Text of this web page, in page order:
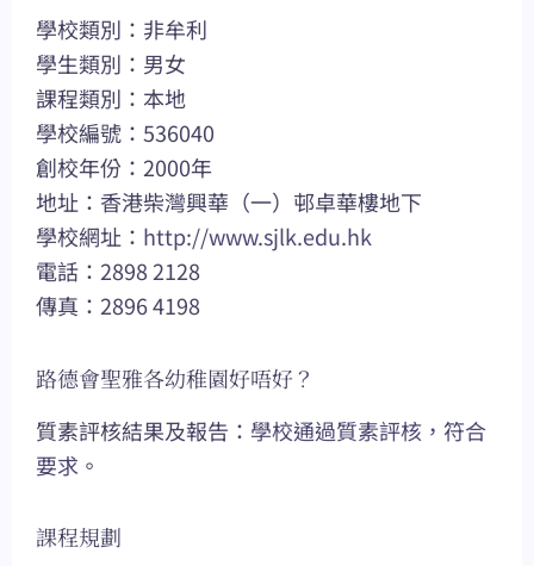
學校類別：非牟利
學生類別：男女
課程類別：本地
學校編號：536040
創校年份：2000年
地址：香港柴灣興華（一）邨卓華樓地下
學校網址： http://www.sjlk.edu.hk
電話：2898 2128
傳真：2896 4198
路德會聖雅各幼稚園好唔好？
質素評核結果及報告： 學校通過質素評核，符合
要求 。
課程規劃